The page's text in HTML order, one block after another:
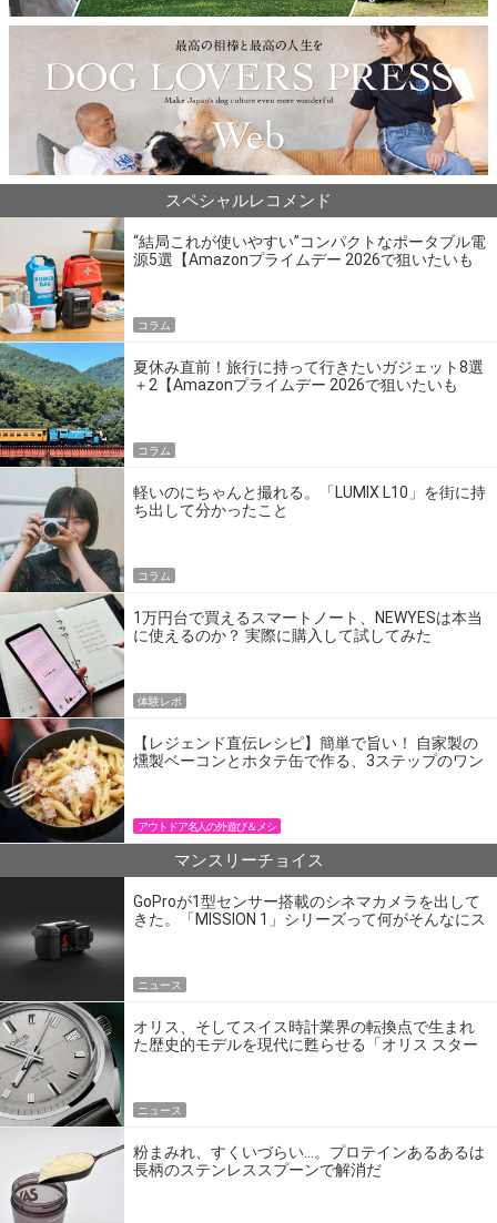
スペシャルレコメンド
“結局これが使いやすい”コンパクトなポータブル電
源5選【Amazonプライムデー 2026で狙いたいも
コラム
夏休み直前！旅行に持って行きたいガジェット8選
＋2【Amazonプライムデー 2026で狙いたいも
コラム
軽いのにちゃんと撮れる。「LUMIX L10」を街に持
ち出して分かったこと
コラム
1万円台で買えるスマートノート、NEWYESは本当
に使えるのか？ 実際に購入して試してみた
体験レポ
【レジェンド直伝レシピ】簡単で旨い！ 自家製の
燻製ベーコンとホタテ缶で作る、3ステップのワン
アウトドア名人の外遊び＆メシ
マンスリーチョイス
GoProが1型センサー搭載のシネマカメラを出して
きた。「MISSION 1」シリーズって何がそんなにス
ニュース
オリス、そしてスイス時計業界の転換点で生まれ
た歴史的モデルを現代に甦らせる「オリス スター
ニュース
粉まみれ、すくいづらい…。プロテインあるあるは
長柄のステンレススプーンで解消だ